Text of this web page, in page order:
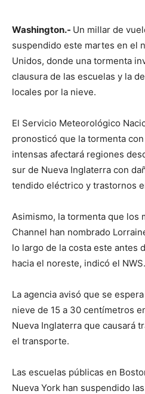
Washington.- Un millar de
suspendido este martes en el
Unidos, donde una tormenta
clausura de las escuelas y la
locales por la nieve.
El Servicio Meteorológico
pronosticó que la tormenta
intensas afectará regiones
sur de Nueva Inglaterra con
tendido eléctrico y trastornos
Asimismo, la tormenta que los
Channel han nombrado
lo largo de la costa este antes
hacia el noreste, indicó el NWS.
La agencia avisó que se
nieve de 15 a 30 centímetros
Nueva Inglaterra que causará
el transporte.
Las escuelas públicas en
Nueva York han suspendido